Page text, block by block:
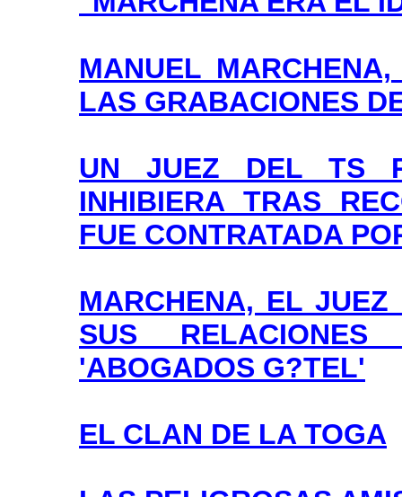
MANUEL
LAS GRABACIONES
UN JUEZ DEL TS
INHIBIERA TRAS
FUE CONTRATADA
MARCHENA, EL
SUS
'ABOGADOS G?TEL'
EL CLAN DE LA TOGA